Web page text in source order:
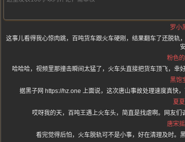
罗小
这事儿看得我心惊肉跳，百吨货车跟火车硬刚，结果翻车了还脱
粉色
哈哈哈，视频里那撞击瞬间太猛了，火车头直接把货车顶飞，幸
黑饱
据黑子网 https://hz.one 上面说，这次唐山事故处理速度真快
夏夏
哎呀我的天，百吨王遇上火车头，简直是找虐啊。网友
唐宋
看完觉得后怕，火车脱轨可不是小事，好在清理及时。